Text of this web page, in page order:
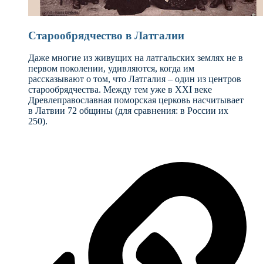
Старообрядчество в Латгалии
Даже многие из живущих на латгальских землях не в
первом поколении, удивляются, когда им
рассказывают о том, что Латгалия – один из центров
старообрядчества. Между тем уже в XXI веке
Древлеправославная поморская церковь насчитывает
в Латвии 72 общины (для сравнения: в России их
250).